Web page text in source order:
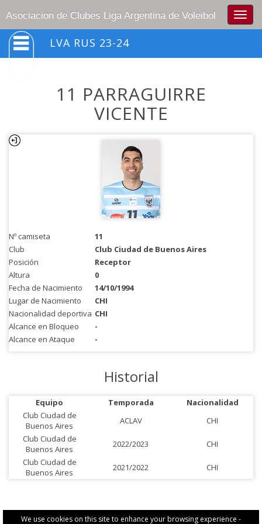
We use cookies on this site to enhance your browsing experience -
Asociacion de Clubes Liga Argentina de Voleibol
LVA RUS 23-24
11 PARRAGUIRRE
VICENTE
Nº camiseta
11
Club
Club Ciudad de Buenos Aires
Posición
Receptor
Altura
0
Fecha de Nacimiento
14/10/1994
Lugar de Nacimiento
CHI
Nacionalidad deportiva CHI
Alcance en Bloqueo
-
Alcance en Ataque
-
Historial
Equipo Temporada
Nacionalidad
Club Ciudad de
Buenos Aires
ACLAV
CHI
Club Ciudad de
Buenos Aires
2022/2023
CHI
Club Ciudad de
Buenos Aires
2021/2022 CHI